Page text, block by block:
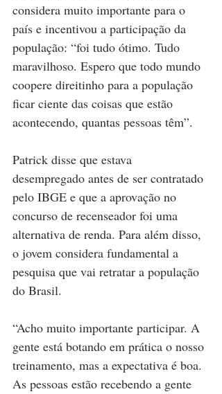
considera muito importante para o
país e incentivou a participação da
população: “foi tudo ótimo. Tudo
maravilhoso. Espero que todo mundo
coopere direitinho para a população
ficar ciente das coisas que estão
acontecendo, quantas pessoas têm”.
Patrick disse que estava
desempregado antes de ser contratado
pelo IBGE e que a aprovação no
concurso de recenseador foi uma
alternativa de renda. Para além disso,
o jovem considera fundamental a
pesquisa que vai retratar a população
do Brasil.
“Acho muito importante participar. A
gente está botando em prática o nosso
treinamento, mas a expectativa é boa.
As pessoas estão recebendo a gente